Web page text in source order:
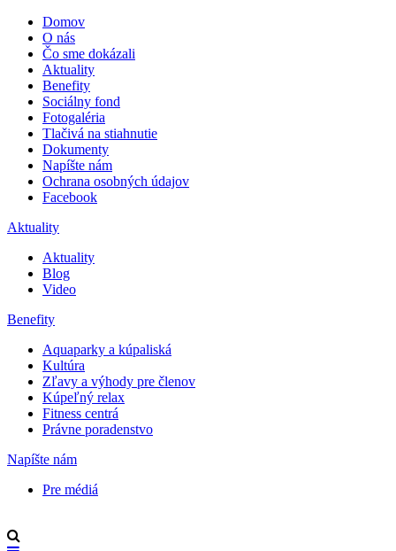
Domov
O nás
Čo sme dokázali
Aktuality
Benefity
Sociálny fond
Fotogaléria
Tlačivá na stiahnutie
Dokumenty
Napíšte nám
Ochrana osobných údajov
Facebook
Aktuality
Aktuality
Blog
Video
Benefity
Aquaparky a kúpaliská
Kultúra
Zľavy a výhody pre členov
Kúpeľný relax
Fitness centrá
Právne poradenstvo
Napíšte nám
Pre médiá